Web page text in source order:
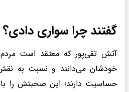
گفتند چرا سواری دادی؟
آتش تقی‌پور که معتقد است مردم
خودشان می‌دانند و نسبت به
حساسیت دارند؛ این صحبتش را